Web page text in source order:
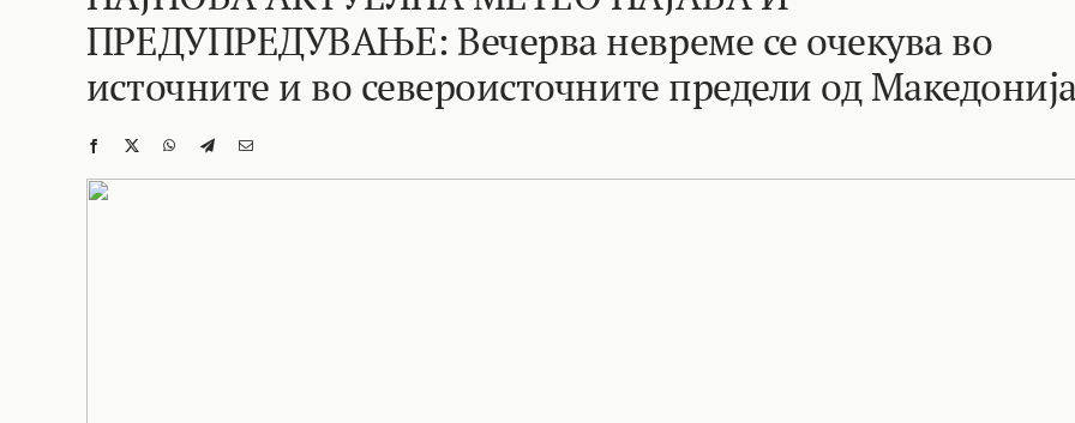
ПРЕДУПРЕДУВАЊЕ: Вечерва невреме се очекува во
источните и во североисточните предели од